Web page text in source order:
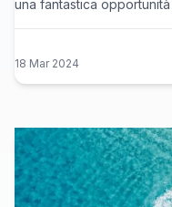
una fantastica
18 Mar 2024